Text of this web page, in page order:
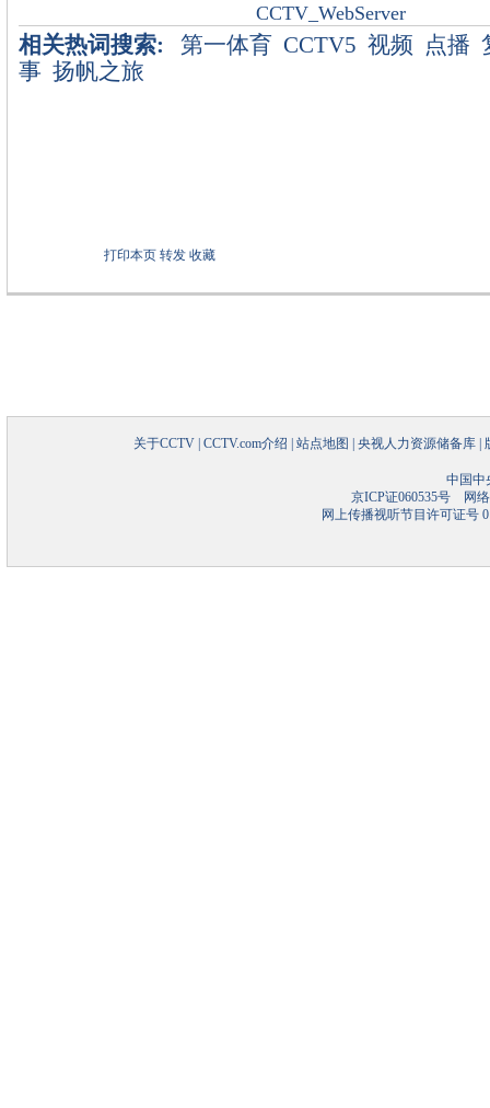
CCTV_WebServer
相关热词搜索: 第一体育 CCTV5 视频 点播
事 扬帆之旅
打印本页 转发 收藏
关于CCTV CCTV.com介绍 站点地图 央视人力资源储备库
中国中
京ICP证060535号网络
网上传播视听节目许可证号